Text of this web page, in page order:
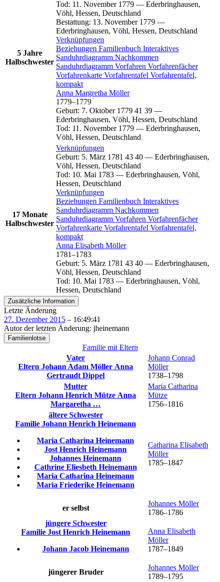
5 Jahre
Halbschwester
Tod: 11. November 1779 — Ederbringhausen,
Vöhl, Hessen, Deutschland
Bestattung: 13. November 1779 —
Ederbringhausen, Vöhl, Hessen, Deutschland
Verknüpfungen
Beziehungen Familienbuch Interaktives
Sanduhrdiagramm Nachkommen
Sanduhrdiagramm Vorfahren Vorfahrenfächer
Vorfahrenkarte Vorfahrentafel Vorfahrentafel,
kompakt
Anna Margretha Möller
1779–1779
Geburt: 7. Oktober 1779 41 39 —
Ederbringhausen, Vöhl, Hessen, Deutschland
Tod: 11. November 1779 — Ederbringhausen,
Vöhl, Hessen, Deutschland
17 Monate
Halbschwester
Verknüpfungen
Geburt: 5. März 1781 43 40 — Ederbringhausen,
Vöhl, Hessen, Deutschland
Tod: 10. Mai 1783 — Ederbringhausen, Vöhl,
Hessen, Deutschland
Verknüpfungen
Beziehungen Familienbuch Interaktives
Sanduhrdiagramm Nachkommen
Sanduhrdiagramm Vorfahren Vorfahrenfächer
Vorfahrenkarte Vorfahrentafel Vorfahrentafel,
kompakt
Anna Elisabeth Möller
1781–1783
Geburt: 5. März 1781 43 40 — Ederbringhausen,
Vöhl, Hessen, Deutschland
Tod: 10. Mai 1783 — Ederbringhausen, Vöhl,
Hessen, Deutschland
Zusätzliche Information
Letzte Änderung
27. Dezember 2015 – 16:49:41
Autor der letzten Änderung: jheinemann
Familienlotse
Familie mit Eltern
Vater
Eltern Johann Adam Möller Anna
Gertraudt Dippel
Johann Conrad
Möller
1738–1798
Mutter
Eltern Johann Henrich Mütze Anna
Margaretha …
Maria Catharina
Mütze
1756–1816
ältere Schwester
Familie Johann Henrich Heinemann
Maria Catharina Heinemann
Jost Henrich Heinemann
Johannes Heinemann
Cathrine Eliesbeth Heinemann
Maria Catharina Heinemann
Maria Friederike Heinemann
Catharina Elisabeth
Möller
1785–1847
er selbst
Johannes Möller
1786–1786
jüngere Schwester
Familie Jost Henrich Heinemann
Johann Jacob Heinemann
Anna Elisabeth
Möller
1787–1849
jüngerer Bruder
Johannes Möller
1789–1795